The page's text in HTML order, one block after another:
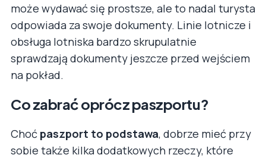
może wydawać się prostsze, ale to nadal turysta
odpowiada za swoje dokumenty. Linie lotnicze i
obsługa lotniska bardzo skrupulatnie
sprawdzają dokumenty jeszcze przed wejściem
na pokład.
Co zabrać oprócz paszportu?
Choć paszport to podstawa, dobrze mieć przy
sobie także kilka dodatkowych rzeczy, które